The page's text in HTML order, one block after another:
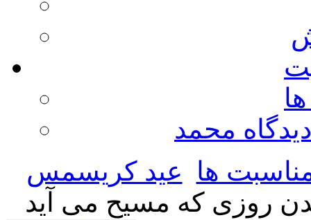
محمد
ها
عید کریسمس
روزی که مسیح می آید